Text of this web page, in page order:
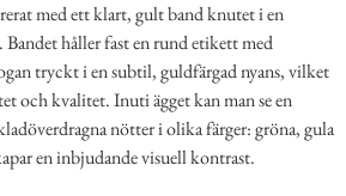
med ett klart, gult band knutet i en
Bandet håller fast en rund etikett med
tryckt i en subtil, guldfärgad nyans, vilket
och kvalitet. Inuti ägget kan man se en
nötter i olika färger: gröna, gula
en inbjudande visuell kontrast.